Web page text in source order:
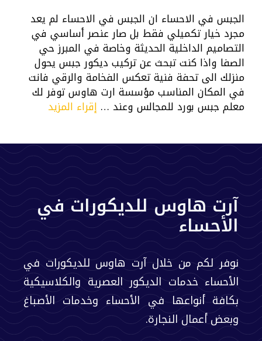
الجبس في الاحساء ان الجبس في الاحساء لم يعد
مجرد خيار تكميلي فقط بل صار عنصر أساسي في
التصاميم الداخلية الحديثة وخاصة في المبرز حي
الصفا واذا كنت تبحث عن تركيب ديكور جبس يحول
منزلك الى تحفة فنية تعكس الفخامة والرقي فانت
في المكان المناسب مؤسسة ارت هاوس توفر لك
معلم جبس بورد للمجالس وعند … إقراء المزيد
آرت هاوس للديكورات في
الأحساء
نوفر لكم من خلال آرت هاوس للديكورات في
الأحساء خدمات الديكور العصرية والكلاسيكية
بكافة أنواعها في الأحساء وخدمات الأصباغ
وبعض أعمال النجارة.